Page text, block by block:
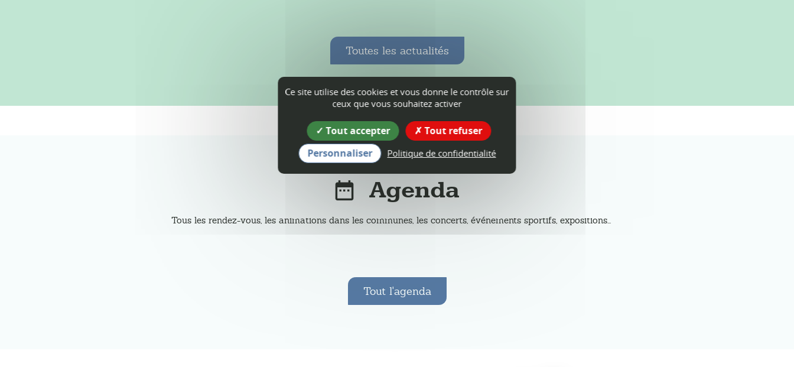
Toutes les actualités
Agenda
Tous les rendez-vous, les animations dans les communes, les concerts, événements sportifs, expositions...
Tout l'agenda
Ce site utilise des cookies et vous donne le contrôle sur
ceux que vous souhaitez activer
Tout accepter
Tout refuser
Personnaliser
Politique de confidentialité